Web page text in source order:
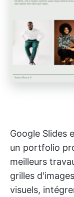
Google Slides
un portfolio
meilleurs
grilles
visuels,